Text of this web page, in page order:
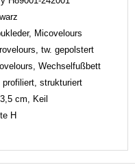
Micovelours
tw. gepolstert
Wechselfußbett
profiliert, strukturiert
cm, Keil
H